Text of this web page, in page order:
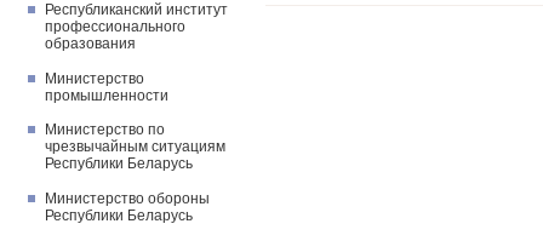
Республиканский институт
профессионального
образования
Министерство
промышленности
Министерство по
чрезвычайным ситуациям
Республики Беларусь
Министерство обороны
Республики Беларусь